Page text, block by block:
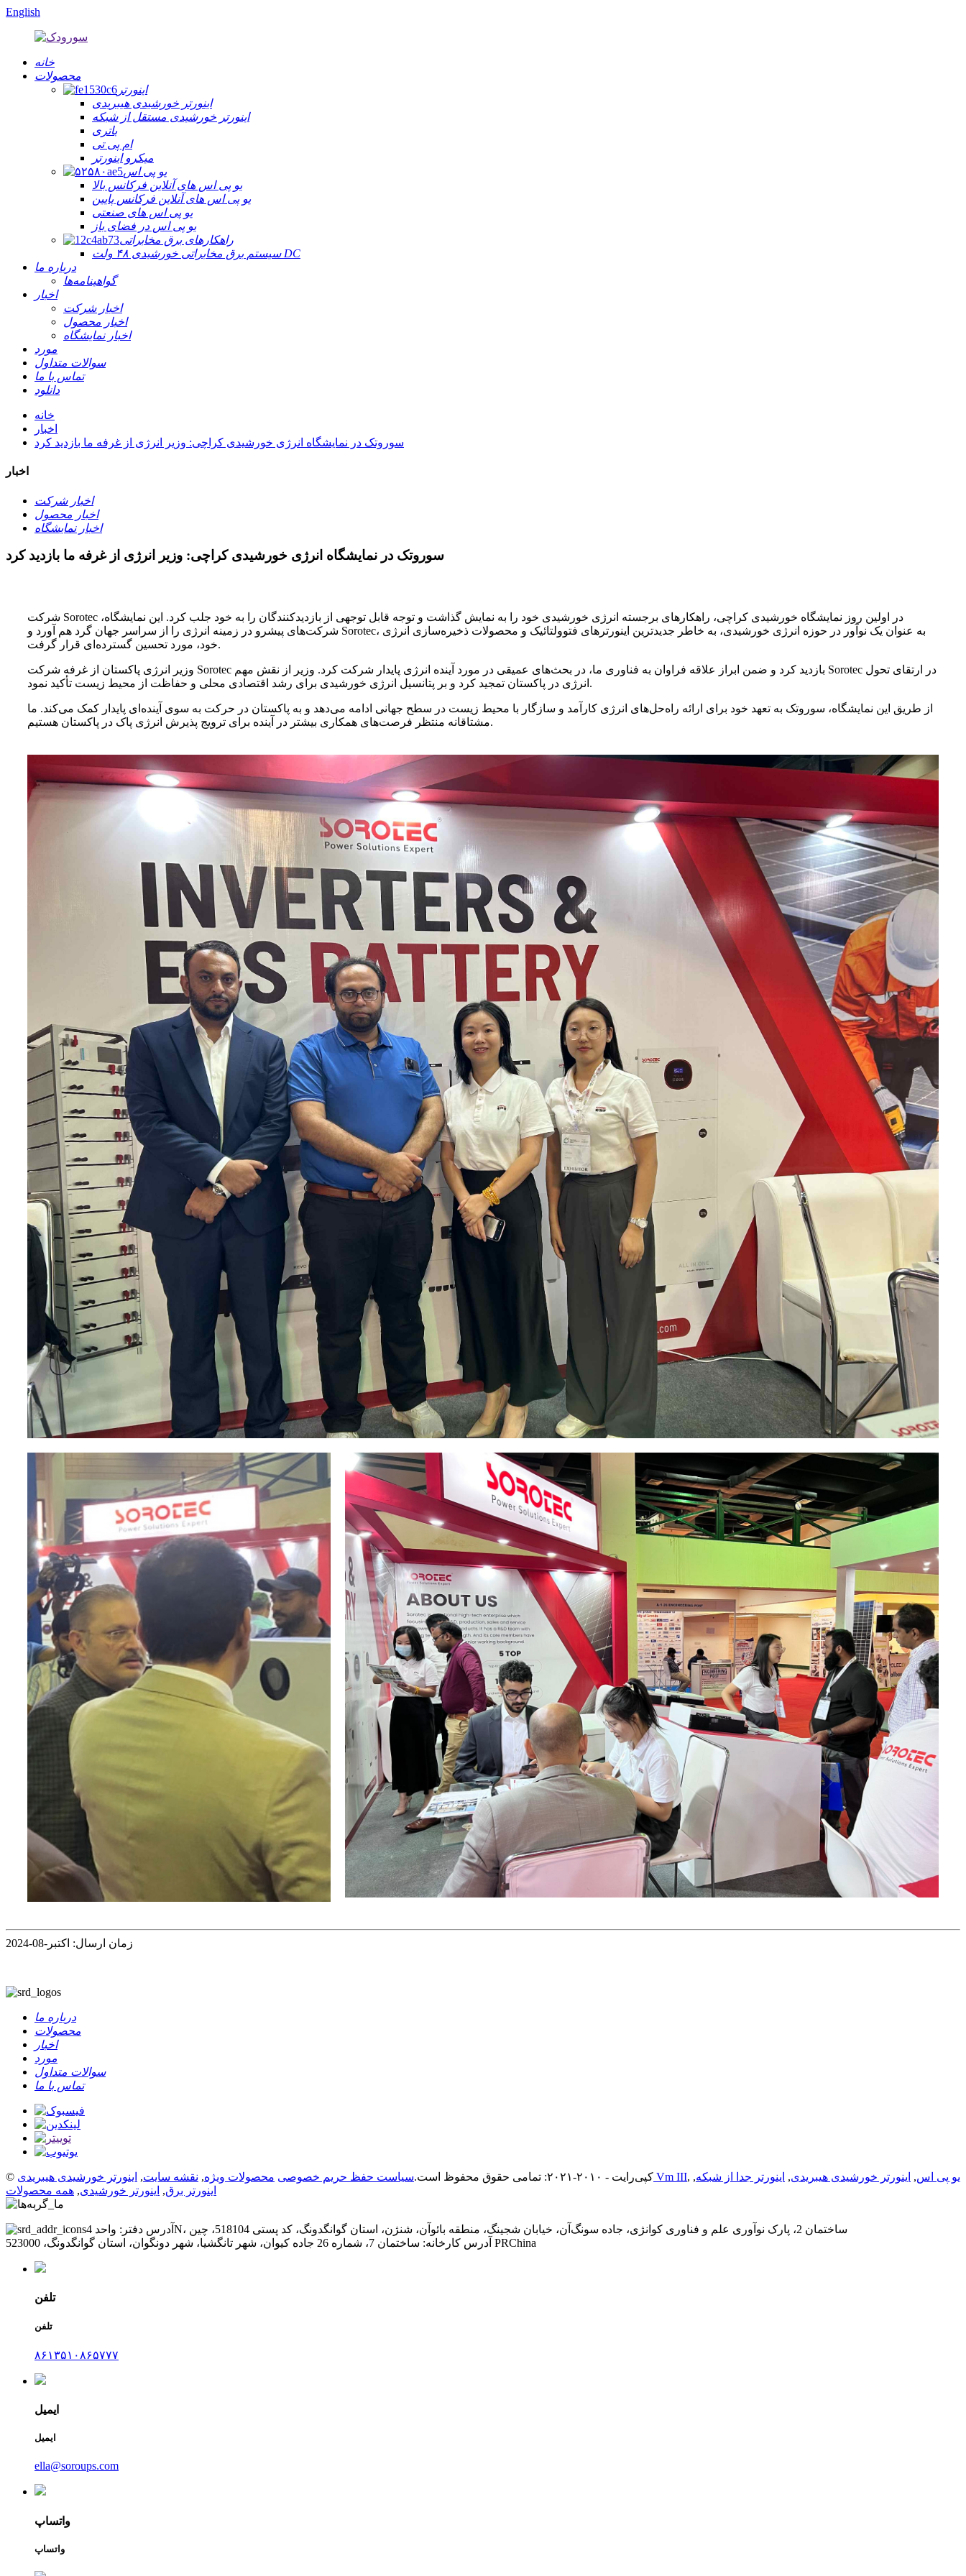
English
خانه
محصولات
اینورتر
اینورتر خورشیدی هیبریدی
اینورتر خورشیدی مستقل از شبکه
باتری
ام پی تی
میکرو اینورتر
یو پی اس
یو پی اس های آنلاین فرکانس بالا
یو پی اس های آنلاین فرکانس پایین
یو پی اس های صنعتی
یو پی اس در فضای باز
راهکارهای برق مخابراتی
سیستم برق مخابراتی خورشیدی ۴۸ ولت DC
درباره ما
گواهینامه‌ها
اخبار
اخبار شرکت
اخبار محصول
اخبار نمایشگاه
مورد
سوالات متداول
تماس با ما
دانلود
خانه
اخبار
سوروتک در نمایشگاه انرژی خورشیدی کراچی: وزیر انرژی از غرفه ما بازدید کرد
اخبار
اخبار شرکت
اخبار محصول
اخبار نمایشگاه
سوروتک در نمایشگاه انرژی خورشیدی کراچی: وزیر انرژی از غرفه ما بازدید کرد
شرکت Sorotec در اولین روز نمایشگاه خورشیدی کراچی، راهکارهای برجسته انرژی خورشیدی خود را به نمایش گذاشت و توجه قابل توجهی از بازدیدکنندگان را به خود جلب کرد. این نمایشگاه،
شرکت‌های پیشرو در زمینه انرژی را از سراسر جهان گرد هم آورد و Sorotec، به عنوان یک نوآور در حوزه انرژی خورشیدی، به خاطر جدیدترین اینورترهای فتوولتائیک و محصولات ذخیره‌سازی انرژی
خود، مورد تحسین گسترده‌ای قرار گرفت.
وزیر انرژی پاکستان از غرفه شرکت Sorotec بازدید کرد و ضمن ابراز علاقه فراوان به فناوری ما، در بحث‌های عمیقی در مورد آینده انرژی پایدار شرکت کرد. وزیر از نقش مهم Sorotec در ارتقای تحول
انرژی در پاکستان تمجید کرد و بر پتانسیل انرژی خورشیدی برای رشد اقتصادی محلی و حفاظت از محیط زیست تأکید نمود.
از طریق این نمایشگاه، سوروتک به تعهد خود برای ارائه راه‌حل‌های انرژی کارآمد و سازگار با محیط زیست در سطح جهانی ادامه می‌دهد و به پاکستان در حرکت به سوی آینده‌ای پایدار کمک می‌کند. ما
مشتاقانه منتظر فرصت‌های همکاری بیشتر در آینده برای ترویج پذیرش انرژی پاک در پاکستان هستیم.
زمان ارسال: اکتبر-08-2024
درباره ما
محصولات
اخبار
مورد
سوالات متداول
تماس با ما
© کپی‌رایت - ۲۰۱۰-۲۰۲۱: تمامی حقوق محفوظ است. سیاست حفظ حریم خصوصی محصولات ویژه, نقشه سایت, اینورتر خورشیدی هیبریدی Vm III, یو پی اس, اینورتر خورشیدی هیبریدی, اینورتر جدا از شبکه,
اینورتر برق, اینورتر خورشیدی, همه محصولات
آدرس دفتر: واحد 4N، ساختمان 2، پارک نوآوری علم و فناوری کوانژی، جاده سونگ‌آن، خیابان شجینگ، منطقه بائوآن، شنژن، استان گوانگدونگ، کد پستی 518104، چین
آدرس کارخانه: ساختمان 7، شماره 26 جاده کیوان، شهر تانگشیا، شهر دونگوان، استان گوانگدونگ، 523000 PRChina
تلفن
تلفن
۸۶۱۳۵۱۰۸۶۵۷۷۷
ایمیل
ایمیل
ella@soroups.com
واتساپ
واتساپ